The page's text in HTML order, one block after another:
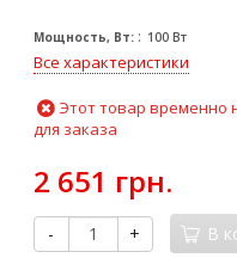
Мощность, Вт: 100 Вт
Все характеристики
Этот товар временно
для заказа
2 651 грн.
- + В